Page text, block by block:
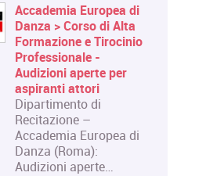
Accademia Europea di
Danza > Corso di Alta
Formazione e Tirocinio
Professionale -
Audizioni aperte per
aspiranti attori
Dipartimento di
Recitazione –
Accademia Europea di
Danza (Roma):
Audizioni aperte…